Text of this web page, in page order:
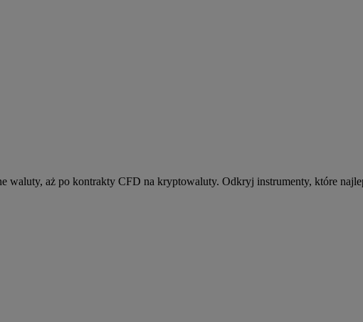
waluty, aż po kontrakty CFD na kryptowaluty. Odkryj instrumenty, które